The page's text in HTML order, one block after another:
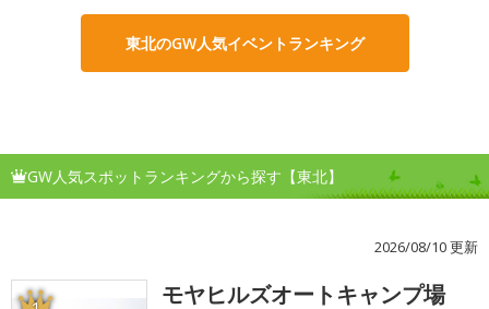
東北のGW人気イベントランキング
GW人気スポットランキングから探す【東北】
2026/08/10 更新
モヤヒルズオートキャンプ場